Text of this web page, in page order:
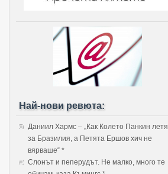
Най-нови ревюта:
Даниил Хармс – „Как Колето Панкин летя
за Бразилия, а Петята Ершов хич не
вярваше“ *
Слонът и пеперудът. Не малко, много те